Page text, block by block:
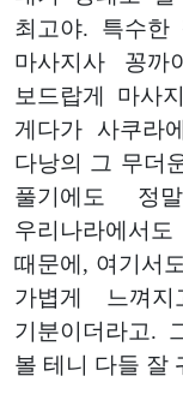
최고야. 특수한
마사지사 꽁
보드랍게 마사
게다가 사쿠라
다낭의 그 무더
풀기에도
우리나라에서
때문에, 여기서
가볍게 느껴
기분이더라고.
볼 테니 다들 잘